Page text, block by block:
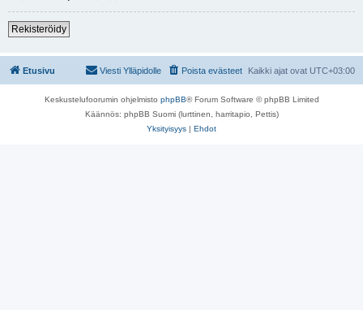
Rekisteröidy
Etusivu Kaikki ajat ovat UTC+03:00
Poista evästeet
Viesti Ylläpidolle
Keskustelufoorumin ohjelmisto phpBB® Forum Software © phpBB Limited
Käännös: phpBB Suomi (lurttinen, harritapio, Pettis)
Yksityisyys | Ehdot